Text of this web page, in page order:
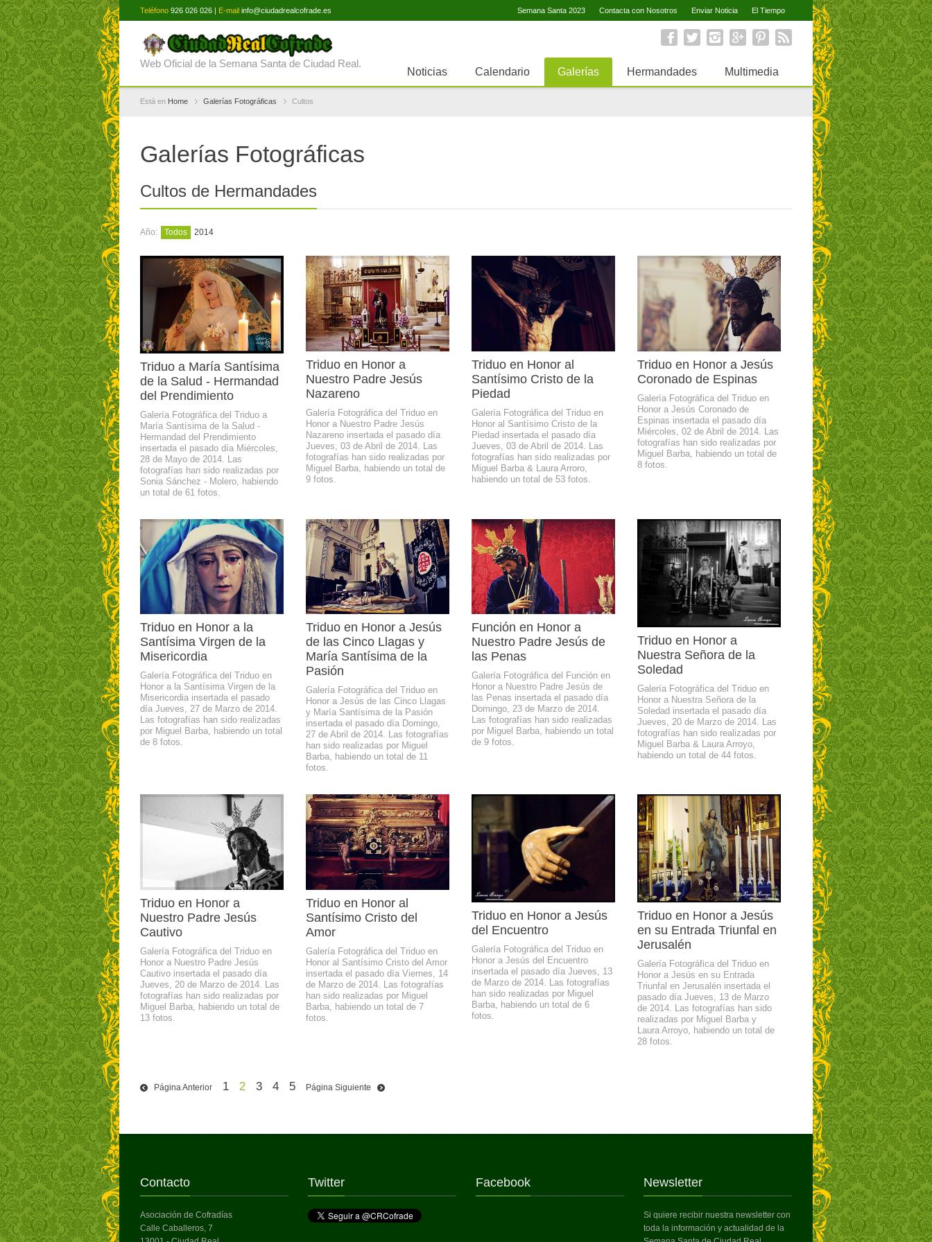
Teléfono 926 026 026 | E-mail info@ciudadrealcofrade.es Semana Santa 2023 Contacta con Nosotros Enviar Noticia El Tiempo
Web Oficial de la Semana Santa de Ciudad Real.
Noticias Calendario Galerías Hermandades Multimedia
Está en Home Galerías Fotográficas Cultos
Galerías Fotográficas
Cultos de Hermandades
Año: Todos 2014
Triduo a María Santísima
de la Salud - Hermandad
del Prendimiento
Galería Fotográfica del Triduo a
María Santísima de la Salud -
Hermandad del Prendimiento
insertada el pasado día Miércoles,
28 de Mayo de 2014. Las
fotografías han sido realizadas por
Sonia Sánchez - Molero, habiendo
un total de 61 fotos.
Triduo en Honor a
Nuestro Padre Jesús
Nazareno
Galería Fotográfica del Triduo en
Honor a Nuestro Padre Jesús
Nazareno insertada el pasado día
Jueves, 03 de Abril de 2014. Las
fotografías han sido realizadas por
Miguel Barba, habiendo un total de
9 fotos.
Triduo en Honor al
Santísimo Cristo de la
Piedad
Galería Fotográfica del Triduo en
Honor al Santísimo Cristo de la
Piedad insertada el pasado día
Jueves, 03 de Abril de 2014. Las
fotografías han sido realizadas por
Miguel Barba & Laura Arroro,
habiendo un total de 53 fotos.
Triduo en Honor a Jesús
Coronado de Espinas
Galería Fotográfica del Triduo en
Honor a Jesús Coronado de
Espinas insertada el pasado día
Miércoles, 02 de Abril de 2014. Las
fotografías han sido realizadas por
Miguel Barba, habiendo un total de
8 fotos.
Triduo en Honor a la
Santísima Virgen de la
Misericordia
Galería Fotográfica del Triduo en
Honor a la Santísima Virgen de la
Misericordia insertada el pasado
día Jueves, 27 de Marzo de 2014.
Las fotografías han sido realizadas
por Miguel Barba, habiendo un total
de 8 fotos.
Triduo en Honor a Jesús
de las Cinco Llagas y
María Santísima de la
Pasión
Galería Fotográfica del Triduo en
Honor a Jesús de las Cinco Llagas
y María Santísima de la Pasión
insertada el pasado día Domingo,
27 de Abril de 2014. Las fotografías
han sido realizadas por Miguel
Barba, habiendo un total de 11
fotos.
Función en Honor a
Nuestro Padre Jesús de
las Penas
Galería Fotográfica del Función en
Honor a Nuestro Padre Jesús de
las Penas insertada el pasado día
Domingo, 23 de Marzo de 2014.
Las fotografías han sido realizadas
por Miguel Barba, habiendo un total
de 9 fotos.
Triduo en Honor a
Nuestra Señora de la
Soledad
Galería Fotográfica del Triduo en
Honor a Nuestra Señora de la
Soledad insertada el pasado día
Jueves, 20 de Marzo de 2014. Las
fotografías han sido realizadas por
Miguel Barba & Laura Arroyo,
habiendo un total de 44 fotos.
Triduo en Honor a
Nuestro Padre Jesús
Cautivo
Galería Fotográfica del Triduo en
Honor a Nuestro Padre Jesús
Cautivo insertada el pasado día
Jueves, 20 de Marzo de 2014. Las
fotografías han sido realizadas por
Miguel Barba, habiendo un total de
13 fotos.
Triduo en Honor al
Santísimo Cristo del
Amor
Galería Fotográfica del Triduo en
Honor al Santísimo Cristo del Amor
insertada el pasado día Viernes, 14
de Marzo de 2014. Las fotografías
han sido realizadas por Miguel
Barba, habiendo un total de 7
fotos.
Triduo en Honor a Jesús
del Encuentro
Galería Fotográfica del Triduo en
Honor a Jesús del Encuentro
insertada el pasado día Jueves, 13
de Marzo de 2014. Las fotografías
han sido realizadas por Miguel
Barba, habiendo un total de 6
fotos.
Triduo en Honor a Jesús
en su Entrada Triunfal en
Jerusalén
Galería Fotográfica del Triduo en
Honor a Jesús en su Entrada
Triunfal en Jerusalén insertada el
pasado día Jueves, 13 de Marzo
de 2014. Las fotografías han sido
realizadas por Miguel Barba y
Laura Arroyo, habiendo un total de
28 fotos.
Página Anterior 1 2 3 4 5 Página Siguiente
Contacto
Asociación de Cofradías
Calle Caballeros, 7
Twitter Facebook Newsletter
Si quiere recibir nuestra newsletter con
toda la información y actualidad de la